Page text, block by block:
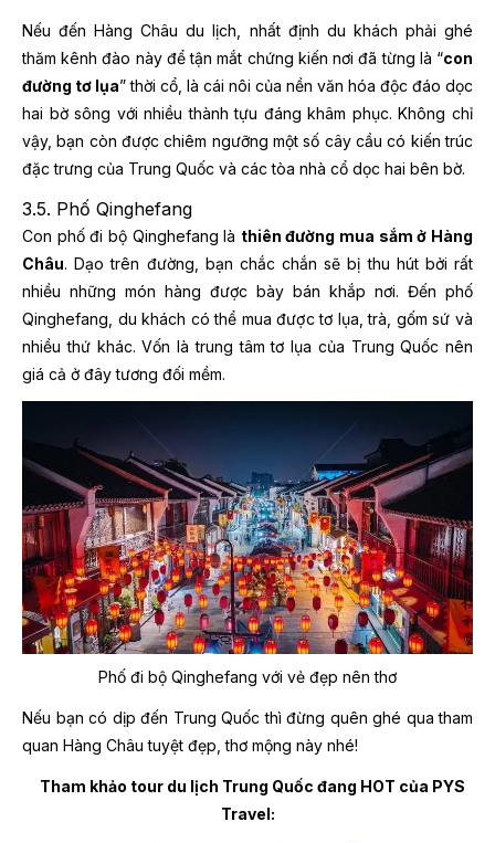
Nếu đến Hàng Châu du lịch, nhất định du khách phải ghé
thăm kênh đào này để tận mắt chứng kiến nơi đã từng là “con
đường tơ lụa” thời cổ, là cái nôi của nền văn hóa độc đáo dọc
hai bờ sông với nhiều thành tựu đáng khâm phục. Không chỉ
vậy, bạn còn được chiêm ngưỡng một số cây cầu có kiến trúc
đặc trưng của Trung Quốc và các tòa nhà cổ dọc hai bên bờ.
3.5. Phố Qinghefang
Con phố đi bộ Qinghefang là thiên đường mua sắm ở Hàng
Châu. Dạo trên đường, bạn chắc chắn sẽ bị thu hút bởi rất
nhiều những món hàng được bày bán khắp nơi. Đến phố
Qinghefang, du khách có thể mua được tơ lụa, trà, gốm sứ và
nhiều thứ khác. Vốn là trung tâm tơ lụa của Trung Quốc nên
giá cả ở đây tương đối mềm.
Phố đi bộ Qinghefang với vẻ đẹp nên thơ
Nếu bạn có dịp đến Trung Quốc thì đừng quên ghé qua tham
quan Hàng Châu tuyệt đẹp, thơ mộng này nhé!
Tham khảo tour du lịch Trung Quốc đang HOT của PYS
Travel: